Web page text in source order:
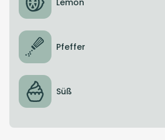
Pfeffer
Süß